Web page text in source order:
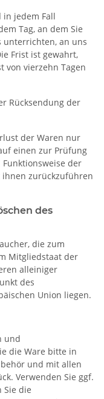
in jedem Fall
Tag, an dem Sie
unterrichten, an uns
Frist ist gewahrt,
von vierzehn Tagen
Rücksendung der
der Waren nur
einen zur Prüfung
der
zurückzuführen
des
die zum
Mitgliedstaat der
alleiniger
des
Union liegen.
und
die Ware bitte in
und mit allen
Verwenden Sie ggf.
Sie die